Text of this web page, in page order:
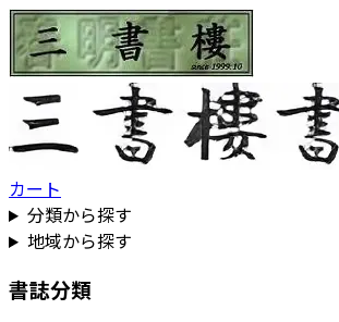
カート
分類から探す
地域から探す
書誌分類